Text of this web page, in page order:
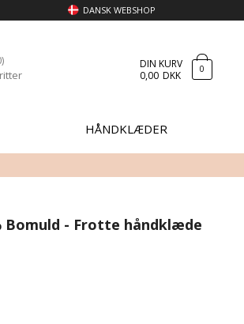
DANSK WEBSHOP
DIN KURV
0,00 DKK 0
HÅNDKLÆDER
Bomuld - Frotte håndklæde